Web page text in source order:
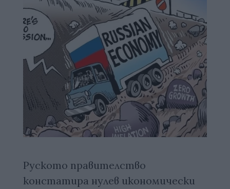
Руското правителство
констатира нулев икономически